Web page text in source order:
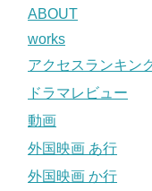
ABOUT
works
アクセスランキン
ドラマレビュー
動画
外国映画 あ行
外国映画 か行